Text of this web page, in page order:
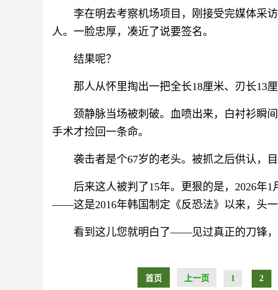
李在明去考察机场项目，刚接受完媒体采
人。一脸忠厚，凑近了说要签名。
结果呢？
那人从怀里掏出一把全长18厘米、刃长13
颈静脉当场被刺破。血喷出来，白衬衫瞬
手术才捡回一条命。
袭击者是个67岁的老头。被抓之后供认，
后来这人被判了15年。更狠的是，2026年
——这是2016年韩国制定《反恐法》以来，头一
看到这儿您就明白了——见过真正的刀锋，
首页 上一页 1 2